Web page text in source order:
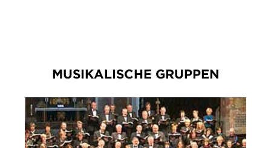
MUSIKALISCHE GRUPPEN